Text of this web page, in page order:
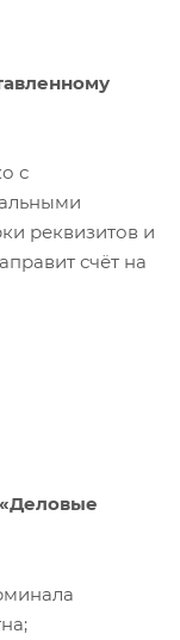
с
реквизитов и
счёт на
«Деловые